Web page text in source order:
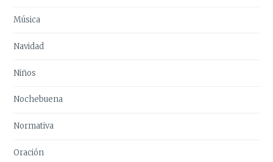
Música
Navidad
Niños
Nochebuena
Normativa
Oración